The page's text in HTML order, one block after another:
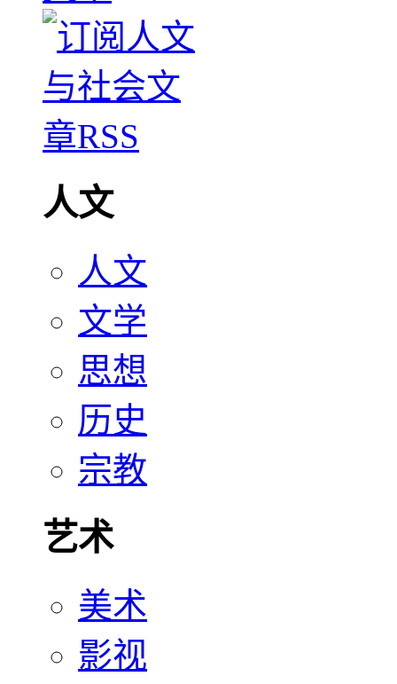
人文
人文
文学
思想
历史
宗教
艺术
美术
影视